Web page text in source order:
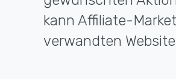
kann Affiliate-
verwandten